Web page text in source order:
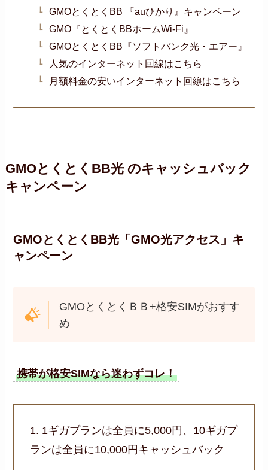
GMOとくとくBB 『auひかり』キャンペーン
GMO『とくとくBBホームWi-Fi』
GMOとくとくBB『ソフトバンク光・エアー』
人気のインターネット回線はこちら
月額料金の安いインターネット回線はこちら
GMOとくとくBB光 のキャッシュバック
キャンペーン
GMOとくとくBB光「GMO光アクセス」キ
ャンペーン
GMOとくとくＢＢ+格安SIMがおすす
め
携帯が格安SIMなら迷わずコレ！
1. 1ギガプランは全員に5,000円、10ギガプ
ランは全員に10,000円キャッシュバック